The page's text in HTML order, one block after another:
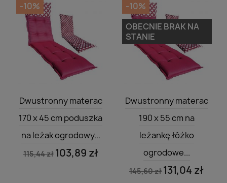
 Szybki podgląd
Dwustronny materac
170 x 45 cm poduszka
na leżak ogrodowy...
115,44 zł 103,89 zł
-10%
 Szybki podgląd
Dwustronny materac
190 x 55 cm na
leżankę łóżko
ogrodowe...
145,60 zł 131,04 zł
-10%
OBECNIE BRAK NA
STANIE